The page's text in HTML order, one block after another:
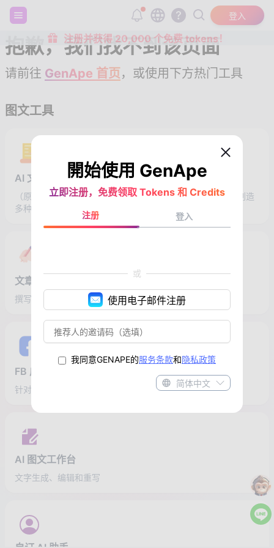
登入
注册并获得 20,000 个免费 tokens！
抱歉，我们找不到该页面
请前往 GenApe 首页，或使用下方热门工具
图文工具
AI 文章改写
（原内容重写器）更好的理解您输入的文章、广告文案，并创造
多种变化。
文章生成器
撰写一篇含有网络实时信息且架构清楚的完整文章。
FB 广告贴文
针对目标受众撰写符合时事且能促进互动的FB社群贴文。
AI 图文工作台
文字生成、编辑和重写
開始使用 GenApe
立即注册，免费领取 Tokens 和 Credits
注册 登入
或
使用电子邮件注册
我同意GENAPE的服务条款和隐私政策
简体中文